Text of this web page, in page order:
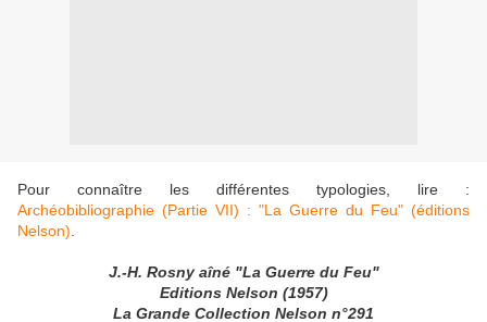
Pour connaître les différentes typologies, lire :
Archéobibliographie (Partie VII) : "La Guerre du Feu" (éditions
Nelson)
J.-H. Rosny aîné "La Guerre du Feu"
Editions Nelson (1957)
La Grande Collection Nelson n°291